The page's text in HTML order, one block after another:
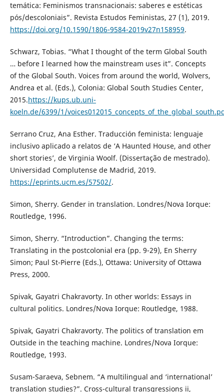
temática: Feminismos transnacionais: saberes e estéticas
pós/descoloniais”. Revista Estudos Feministas, 27 (1), 2019.
https://doi.org/10.1590/1806-9584-2019v27n158959.
Schwarz, Tobias. “What I thought of the term Global South
… before I learned how the mainstream uses it”. Concepts
of the Global South. Voices from around the world, Wolvers,
Andrea et al. (Eds.), Colonia: Global South Studies Center,
2015.https://kups.ub.uni-
koeln.de/6399/1/
Serrano Cruz, Ana Esther. Traducción feminista: lenguaje
inclusivo aplicado a relatos de ‘A Haunted House, and other
short stories’, de Virginia Woolf. (Dissertação de mestrado).
Universidad Complutense de Madrid, 2019.
https://eprints.ucm.es/57502/.
Simon, Sherry. Gender in translation. Londres/Nova Iorque:
Routledge, 1996.
Simon, Sherry. “Introduction”. Changing the terms:
Translating in the postcolonial era (pp. 9-29), En Sherry
Simon; Paul St-Pierre (Eds.), Ottawa: University of Ottawa
Press, 2000.
Spivak, Gayatri Chakravorty. In other worlds: Essays in
cultural politics. Londres/Nova Iorque: Routledge, 1988.
Spivak, Gayatri Chakravorty. The politics of translation em
Outside in the teaching machine. Londres/Nova Iorque:
Routledge, 1993.
Susam-Saraeva, Sebnem. “A multilingual and ‘international’
translation studies?”. Cross-cultural transgressions ii,